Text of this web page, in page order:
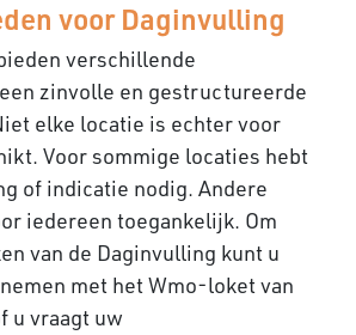
voor Daginvulling
verschillende
zinvolle en gestructureerde
elke locatie is echter voor
Voor sommige locaties hebt
of indicatie nodig. Andere
iedereen toegankelijk. Om
van de Daginvulling kunt u
met het Wmo-loket van
u vraagt uw